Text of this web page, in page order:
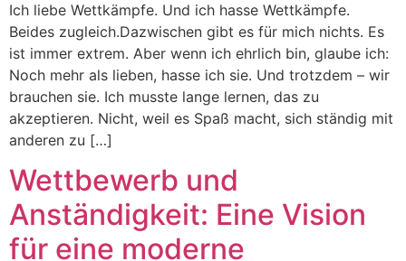
Ich liebe Wettkämpfe. Und ich hasse Wettkämpfe.
Beides zugleich.Dazwischen gibt es für mich nichts. Es
ist immer extrem. Aber wenn ich ehrlich bin, glaube ich:
Noch mehr als lieben, hasse ich sie. Und trotzdem – wir
brauchen sie. Ich musste lange lernen, das zu
akzeptieren. Nicht, weil es Spaß macht, sich ständig mit
anderen zu […]
Wettbewerb und
Anständigkeit: Eine Vision
für eine moderne